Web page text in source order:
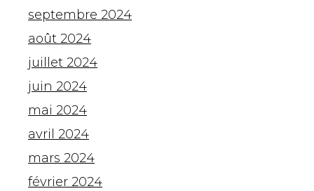
septembre 2024
août 2024
juillet 2024
juin 2024
mai 2024
avril 2024
mars 2024
février 2024